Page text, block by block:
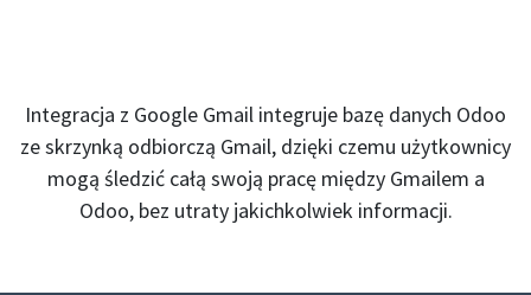
Integracja z Google Gmail integruje bazę danych Odoo
ze skrzynką odbiorczą Gmail, dzięki czemu użytkownicy
mogą śledzić całą swoją pracę między Gmailem a
Odoo, bez utraty jakichkolwiek informacji.